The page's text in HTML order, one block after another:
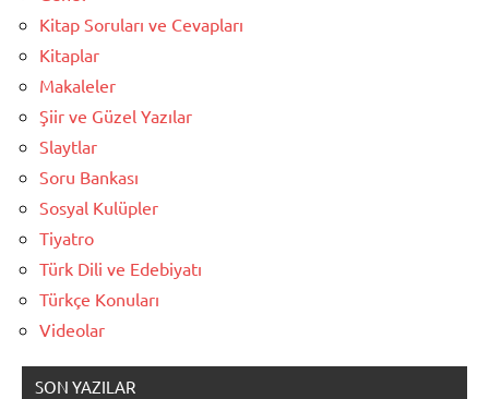
Kitap Soruları ve Cevapları
Kitaplar
Makaleler
Şiir ve Güzel Yazılar
Slaytlar
Soru Bankası
Sosyal Kulüpler
Tiyatro
Türk Dili ve Edebiyatı
Türkçe Konuları
Videolar
SON YAZILAR